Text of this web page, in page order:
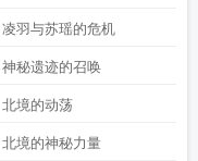
羽与苏瑶的危机
秘遗迹的召唤
境的动荡
境的神秘力量